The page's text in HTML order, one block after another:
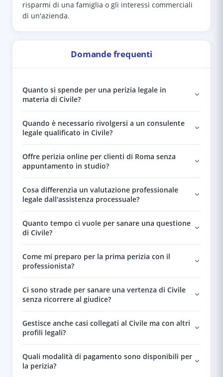
risparmi di una famiglia o gli interessi commerciali
di un'azienda.
Domande frequenti
Quanto si spende per una perizia legale in
materia di Civile?
Quando è necessario rivolgersi a un consulente
legale qualificato in Civile?
Offre perizia online per clienti di Roma senza
appuntamento in studio?
Cosa differenzia un valutazione professionale
legale dall'assistenza processuale?
Quanto tempo ci vuole per sanare una questione
di Civile?
Come mi preparo per la prima perizia con il
professionista?
Ci sono strade per sanare una vertenza di Civile
senza ricorrere al giudice?
Gestisce anche casi collegati al Civile ma con altri
profili legali?
Quali modalità di pagamento sono disponibili per
la perizia?